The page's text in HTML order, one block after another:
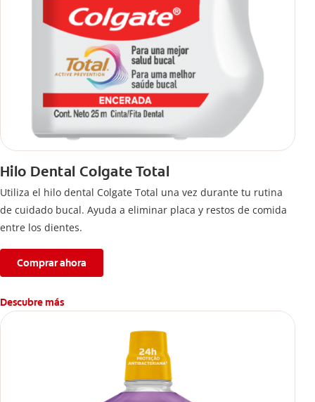
Hilo Dental Colgate Total
Utiliza el hilo dental Colgate Total una vez durante tu rutina
de cuidado bucal. Ayuda a eliminar placa y restos de comida
entre los dientes.
Comprar ahora
Descubre más